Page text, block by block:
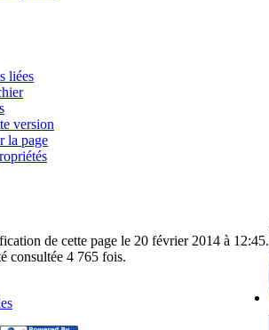
liées
version
la page
de cette page le 20 février 2014 à 12:45.
consultée 4 765 fois.